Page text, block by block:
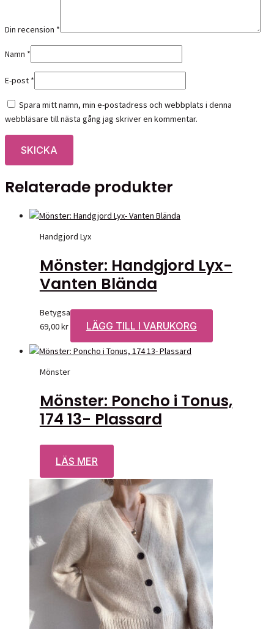
Din recension *
Namn *
E-post *
Spara mitt namn, min e-postadress och webbplats i denna
webbläsare till nästa gång jag skriver en kommentar.
Relaterade produkter
Handgjord Lyx
Mönster: Handgjord Lyx-
Vanten Blända
Betygsatt0av 5
69,00kr LÄGG TILL I VARUKORG
Mönster
Mönster: Poncho i Tonus,
174 13- Plassard
Betygsatt0av 5
LÄS MER